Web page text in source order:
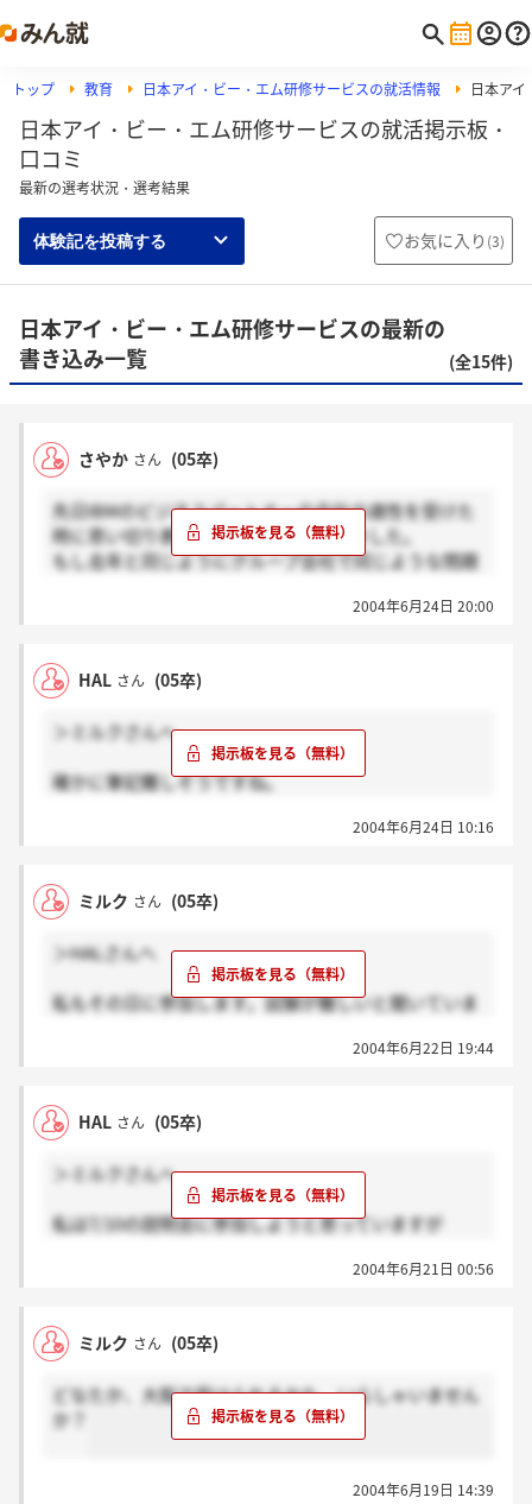
トップ 教育 日本アイ・ビー・エム研修サービスの就活情報 日本ア
日本アイ・ビー・エム研修サービスの就活掲示板・
口コミ
最新の選考状況・選考結果
体験記を投稿する お気に入り (3)
日本アイ・ビー・エム研修サービスの最新の
書き込み一覧
(全15件)
さやか さん (05卒)
先日IBMのビジネスパートナーの会社の適性を受けた
時に思い切り表紙にIBMと書いてありました。
もし去年と同じようにグループ会社で同じような問題
とに問題も全く違いましたが・・・。グループ内の研
会社だったり）数列の予測とか図形の予測とか、一般
常識程度の数学とか、でした。英語も、中学校レベル
でも、過去ログをみると、英語は足切り用ってこと
は・・・もっと難しい問題なんでしょうね・・・
当はないんですかね・・・。初任給は諸手当込み、と
なっていて、・・・IBM本社の営業はみなし残業代が
いうような話は聞いたのですが、そういう制度でもな
さそうですし・・・。ご存知の方いらっしゃいます
か？
2004年6月24日 20:00
HAL さん (05卒)
＞ミルクさんへ
確かに筆記難しそうですね。
昨年の過去ログを見ても難しかったみたいですし・・
私は非言語が苦手なのでまず筆記で切られちゃいそう
で。
今までSEのような業種をほとんど受けてこなかったの
で
2004年6月24日 10:16
ミルク さん (05卒)
＞HALさんへ
私もその日に参加します。試験が難しいと聞いていま
くは同じだそうですね。IBMを受けた友人に聞くと
問題が出たそうです。CABなのかな？どなたか受けた
方、テストの形式を教えていただけると嬉しいです。
2004年6月22日 19:44
HAL さん (05卒)
＞ミルクさんへ
私は7/10の説明会に参加しようと思っていますが
2004年6月21日 00:56
ミルク さん (05卒)
どなたか、大阪で受けられるかた、いらしゃいません
か？
2004年6月19日 14:39